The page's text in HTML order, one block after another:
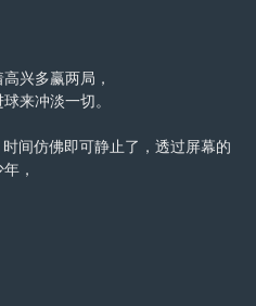
兴多赢两局，
来冲淡一切。
间仿佛即可静止了，透过屏幕的
，